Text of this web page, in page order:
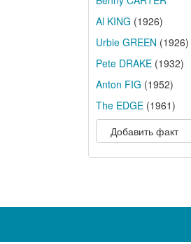
Al KING (1926)
Urbie GREEN (1926)
Pete DRAKE(1932)
Anton FIG (1952)
The EDGE(1961)
Добавить факт